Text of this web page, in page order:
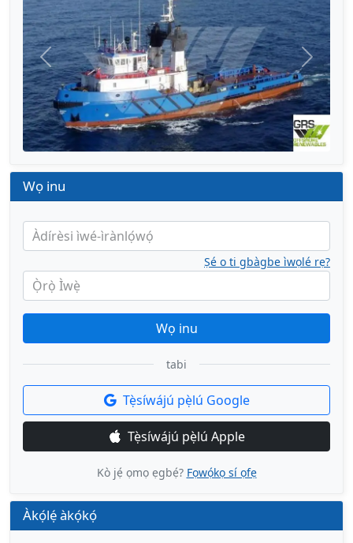
Títì Tẹ̀lẹ̀
Wọ inu
Àdírèsi ìwé-ìrànlọ́wọ́
Ọ̀rọ̀ Ìwẹ̀
Ṣé o ti gbàgbe ìwọlé rẹ?
Wọ inu
tabi
Tẹ̀síwájú pẹ̀lú Google
Tẹ̀síwájú pẹ̀lú Apple
Kò jẹ́ ọmọ ẹgbẹ́? Fọwọ́kọ sí ọfẹ
Àkọ́lẹ́ àkọ́kọ́